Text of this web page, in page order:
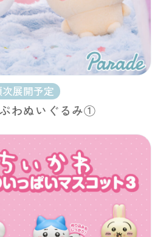
展開予定
わぬいぐるみ①